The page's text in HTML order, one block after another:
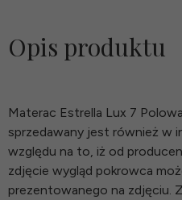
Opis produktu
Materac Estrella Lux 7
sprzedawany jest również w
względu na to, iż od
zdjęcie wygląd pokrowca
prezentowanego na zdjęciu.